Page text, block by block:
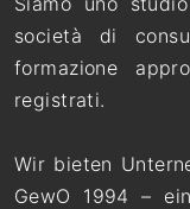
società di
formazione
registrati.
Wir bieten
GewO 1994 –